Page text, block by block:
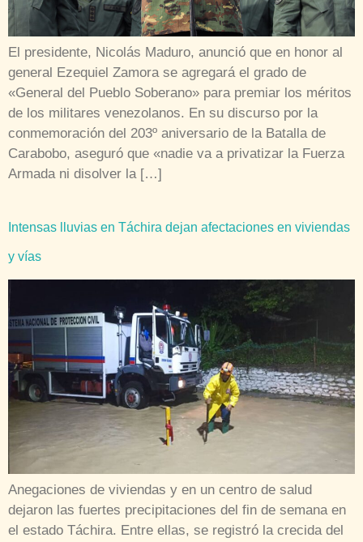
El presidente, Nicolás Maduro, anunció que en honor al
general Ezequiel Zamora se agregará el grado de
«General del Pueblo Soberano» para premiar los méritos
de los militares venezolanos. En su discurso por la
conmemoración del 203º aniversario de la Batalla de
Carabobo, aseguró que «nadie va a privatizar la Fuerza
Armada ni disolver la […]
Intensas lluvias en Táchira dejan afectaciones en viviendas
y vías
Anegaciones de viviendas y en un centro de salud
dejaron las fuertes precipitaciones del fin de semana en
el estado Táchira. Entre ellas, se registró la crecida del